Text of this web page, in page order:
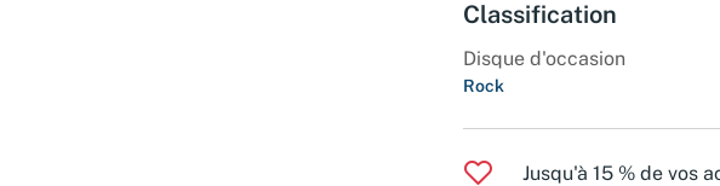
Classification
Disque d'occasion
Rock
Jusqu'à 15 % de vos